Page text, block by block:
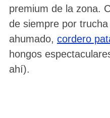
premium de la zona.
de siempre por
ahumado, cordero
hongos
ahí).